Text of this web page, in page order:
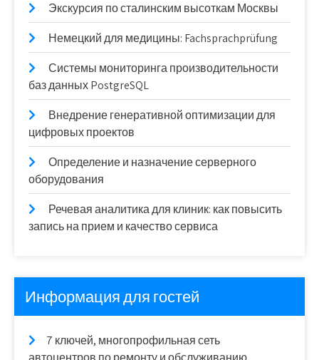
Экскурсия по сталинским высоткам Москвы
Немецкий для медицины: Fachsprachprüfung
Системы мониторинга производительности
баз данных PostgreSQL
Внедрение генеративной оптимизации для
цифровых проектов
Определение и назначение серверного
оборудования
Речевая аналитика для клиник: как повысить
запись на прием и качество сервиса
Информация для гостей
7 ключей, многопрофильная сеть